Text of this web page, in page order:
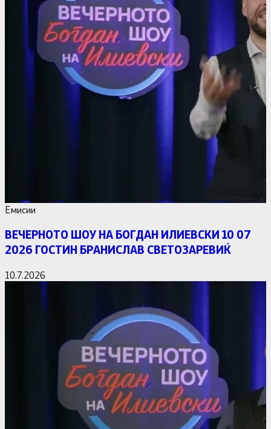
Емисии
ВЕЧЕРНОТО ШОУ НА БОГДАН ИЛИЕВСКИ 10 07
2026 ГОСТИН БРАНИСЛАВ СВЕТОЗАРЕВИЌ
10.7.2026